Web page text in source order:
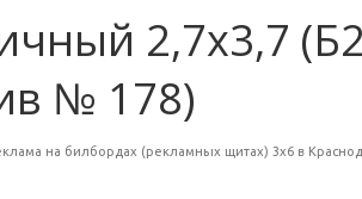
2,7х3,7
№ 178)
на билбордах (рекламных щитах) 3х6 в